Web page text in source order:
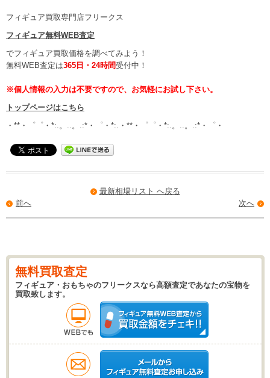
フィギュア買取専門店フリークス
フィギュア無料WEB査定
でフィギュア買取価格を調べてみよう！
無料WEB査定は365日・24時間受付中！
※個人情報の入力は不要ですので、お気軽にお試し下さい。
トップページはこちら
・**・゜゜・*:.。..。.:*・゜・*:.・**・゜゜・*:.。..。.:*・゜・
最新相場リスト へ戻る
次へ
前へ
無料買取査定
フィギュア・おもちゃのフリークスなら高額査定であなたの宝物を
買取致します。